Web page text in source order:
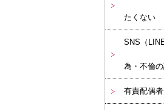
たくない
SNS（
為・不倫
有責配偶